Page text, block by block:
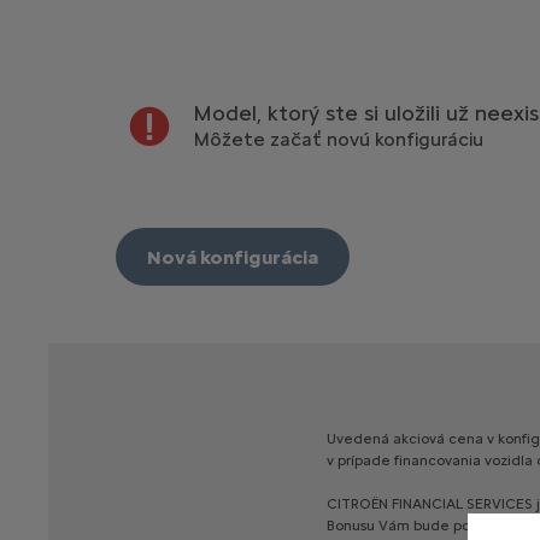
Model, ktorý ste si uložili už
Môžete začať novú konfiguráciu
Nová konfigurácia
Uvedená akciová cena v
v prípade financovania vozidla
CITROËN FINANCIAL SERVICES
Bonusu Vám bude poskytnutá